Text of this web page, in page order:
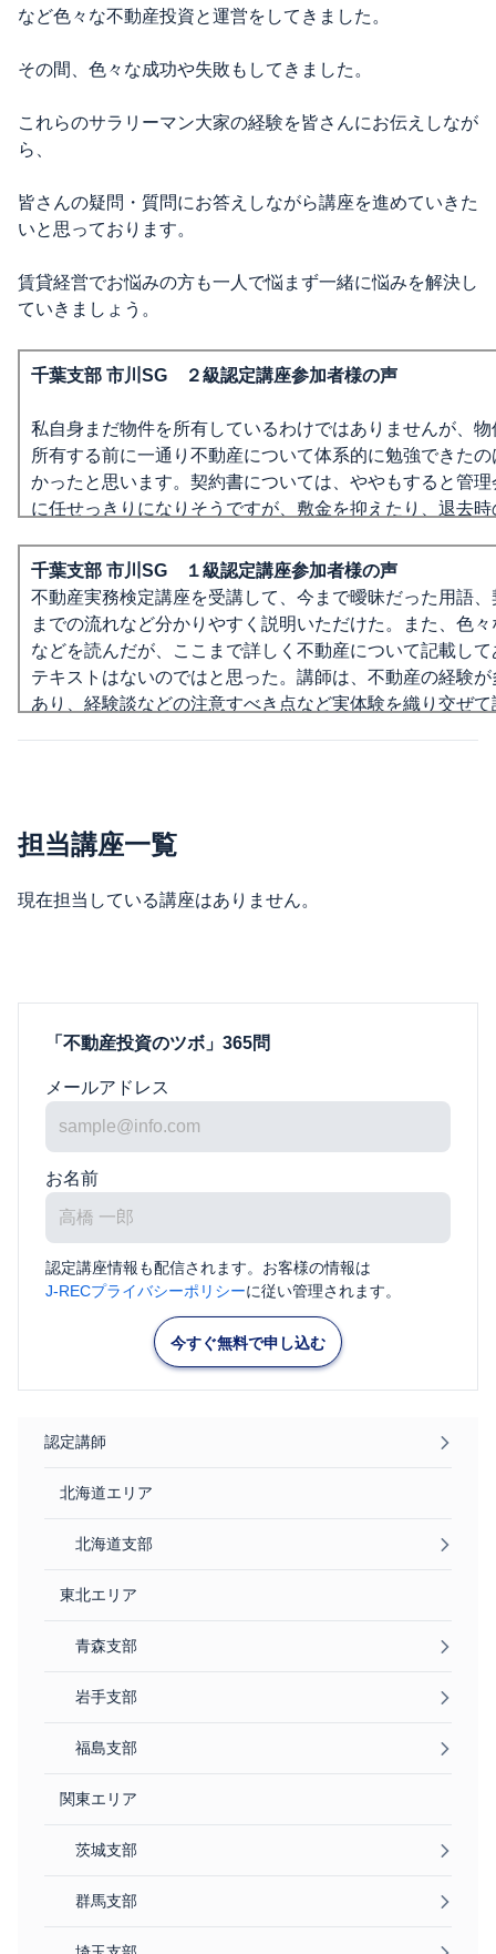
など色々な不動産投資と運営をしてきました。
その間、色々な成功や失敗もしてきました。
これらのサラリーマン大家の経験を皆さんにお伝えしなが
ら、
皆さんの疑問・質問にお答えしながら講座を進めていきた
いと思っております。
賃貸経営でお悩みの方も一人で悩まず一緒に悩みを解決し
ていきましょう。
千葉支部 市川SG ２級認定講座参加者様の声
私自身まだ物件を所有しているわけではありませんが、物
所有する前に一通り不動産について体系的に勉強できたの
かったと思います。契約書については、ややもすると管理
に任せっきりになりそうですが、敷金を抑えたり、退去時
良かったと思います。こうでなければいけないというのは
のですね。契約書でしっかりとお互いが理解しあうことが
であると理解させていただきました。まずは物件購入から
輩方のご意見を聞いて推進して行こうと思います。（A.J
ま）
査法などはとても勉強になりました。先生の上大田さんと
き合いがあり、ご参加させていただく機会をいただきまし
すが、講座でお話を聞くことによってより理解が深まりま
ただきありがとうございました。（N.Tさま）
今まであやふやで何となく知っていた事が、今回の講座で
化されました。賃貸経営の難しさも含め、たくさんの事を
しましたので今後どのように不動産を活用するか、よく考
いこうと思います。丁寧な講義ありがとうございました。
（K.Nさま）
義でした。（I.Tさま）
千葉支部 市川SG １級認定講座参加者様の声
不動産実務検定講座を受講して、今まで曖昧だった用語、
までの流れなど分かりやすく説明いただけた。また、色々
などを読んだが、ここまで詳しく不動産について記載して
テキストはないのではと思った。講師は、不動産の経験が
あり、経験談などの注意すべき点など実体験を織り交ぜて
が、今回の講座は、今後の不動産経営に確実にためになる
でした。ありがとうございました。今回学んだことを再復
て活かしていきたいと思います。（K.Sさま）
やすく、とても理解が深まりました。この講義を通じて、
不動産投資を行っていきたいと思っております。この度は
に受講の機会をいただきありがとうございました。（N.T
ま）
不動産の知識で個別個別で知っていた内容が一連で繋がり
体が把握できるようになった気がします。教科書のみなら
実務上で理解が深くなかった部分も丁寧に質問に回答いた
き、非常にクリアになりました。教科書的な内容のみなら
実際の例を提示してもらい実務に沿った内容で理解を促進
だいたおかげで理解が深まったと思います。（H.Tさま）
受講のきっかけは、相続で、売却のつもりでしたが、その
で、色々な疑問が沸いてきて、知識をつけたいと感じまし
グよくシェアハウスの内覧会に参加させていただき、上大
理でき、何を知らないといけないかが分かり、大変有効で
ございました。前回同様とてもわかりやすく実例のお話し
メージがつかみやすくなり助かりました。有難うございま
担当講座一覧
現在担当している講座はありません。
「不動産投資のツボ」365問
メールアドレス
お名前
認定講座情報も配信されます。お客様の情報は
J-RECプライバシーポリシーに従い管理されます。
今すぐ無料で申し込む
認定講師
北海道エリア
北海道支部
東北エリア
青森支部
岩手支部
福島支部
関東エリア
茨城支部
群馬支部